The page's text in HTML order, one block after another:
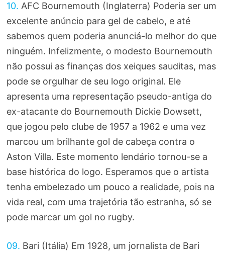
10. AFC Bournemouth (Inglaterra) Poderia ser um
excelente anúncio para gel de cabelo, e até
sabemos quem poderia anunciá-lo melhor do que
ninguém. Infelizmente, o modesto Bournemouth
não possui as finanças dos xeiques sauditas, mas
pode se orgulhar de seu logo original. Ele
apresenta uma representação pseudo-antiga do
ex-atacante do Bournemouth Dickie Dowsett,
que jogou pelo clube de 1957 a 1962 e uma vez
marcou um brilhante gol de cabeça contra o
Aston Villa. Este momento lendário tornou-se a
base histórica do logo. Esperamos que o artista
tenha embelezado um pouco a realidade, pois na
vida real, com uma trajetória tão estranha, só se
pode marcar um gol no rugby.
09. Bari (Itália) Em 1928, um jornalista de Bari